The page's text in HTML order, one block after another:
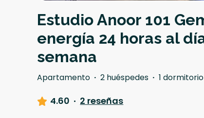
Estudio Anoor 101
energía 24 horas al
semana
Apartamento · 2 huéspedes · 1 dormitorio
4.60 · 2 reseñas